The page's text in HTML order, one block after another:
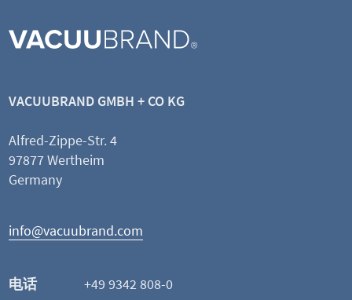
DN 8 mm
透明真空管
灵活
VACUUBRAND GMBH + CO KG
Alfred-Zippe-Str. 4
97877 Wertheim
Germany
info@vacuubrand.com
电话
+49 9342 808-0